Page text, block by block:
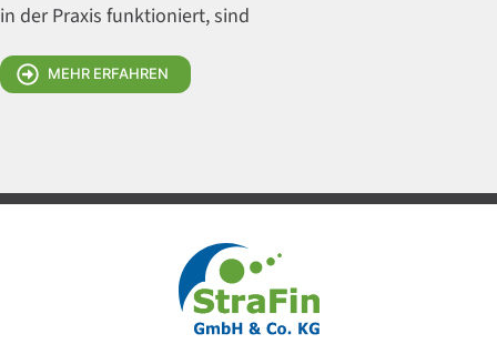
in der Praxis funktioniert, sind
MEHR ERFAHREN